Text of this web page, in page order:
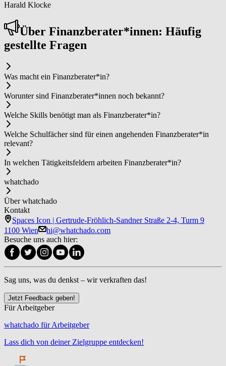
Harald Klocke
Über Fi­nanz­be­ra­ter*in­nen: Häufig
gestellte Fragen
Was macht ein Fi­nanz­be­ra­ter*in?
Worunter sind Fi­nanz­be­ra­ter*in­nen noch bekannt?
Welche Skills benötigt man als Fi­nanz­be­ra­ter*in?
Welche Schulfächer sind für einen angehenden Fi­nanz­be­ra­ter*in
relevant?
In welchen Tätigkeitsfeldern arbeiten Fi­nanz­be­ra­ter*in?
whatchado
Über whatchado
Kontakt
Spaces Icon | Gertrude-Fröhlich-Sandner Straße 2-4, Turm 9
1100 Wien
hi@whatchado.com
Besuche uns auch hier:
Sag uns, was du denkst – wir verkraften das!
Jetzt Feedback geben!
Für Arbeitgeber
whatchado für Arbeitgeber
Lass dich von deiner Zielgruppe entdecken!